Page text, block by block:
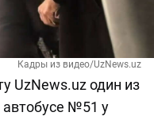
Кадры из видео/UzNews.uz
UzNews.uz один из
№51 у